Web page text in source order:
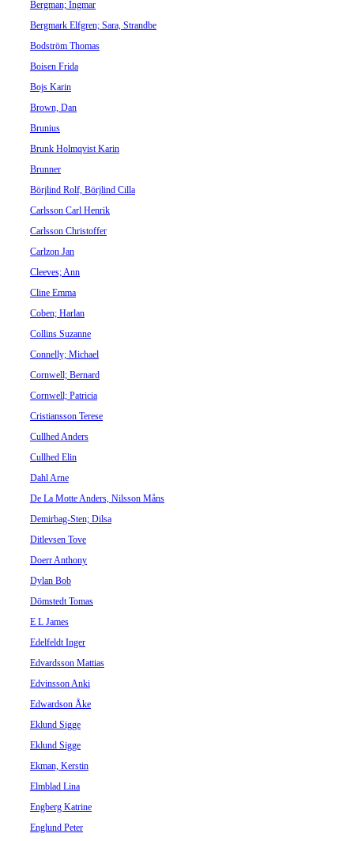
Bergman; Ingmar
Bergmark Elfgren; Sara, Strandbe
Bodström Thomas
Boisen Frida
Bojs Karin
Brown, Dan
Brunius
Brunk Holmqvist Karin
Brunner
Börjlind Rolf, Börjlind Cilla
Carlsson Carl Henrik
Carlsson Christoffer
Carlzon Jan
Cleeves; Ann
Cline Emma
Coben; Harlan
Collins Suzanne
Connelly; Michael
Cornwell; Bernard
Cornwell; Patricia
Cristiansson Terese
Cullhed Anders
Cullhed Elin
Dahl Arne
De La Motte Anders, Nilsson Måns
Demirbag-Sten; Dilsa
Ditlevsen Tove
Doerr Anthony
Dylan Bob
Dömstedt Tomas
E L James
Edelfeldt Inger
Edvardsson Mattias
Edvinsson Anki
Edwardson Åke
Eklund Sigge
Eklund Sigge
Ekman, Kerstin
Elmblad Lina
Engberg Katrine
Englund Peter